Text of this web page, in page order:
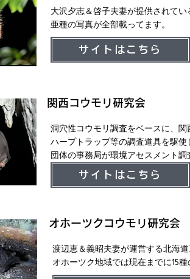
大沢夕志＆啓子夫妻が提供されて
亜種の写真が全部載ってます。
サイトはこちら
関西コウモリ研究会
洞穴性コウモリ調査をベースに、
ハープトラップ等の調査道具を駆
団体の事務局が環境アセスメント
サイトはこちら
オホーツクコウモリ研究会
渡辺恵＆義昭夫妻が運営する北海
オホーツク地域では現在までに15